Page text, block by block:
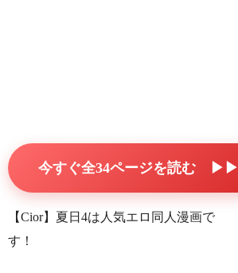
今すぐ全34ページを読む ▶▶
【Cior】夏日4は人気エロ同人漫画で
す！